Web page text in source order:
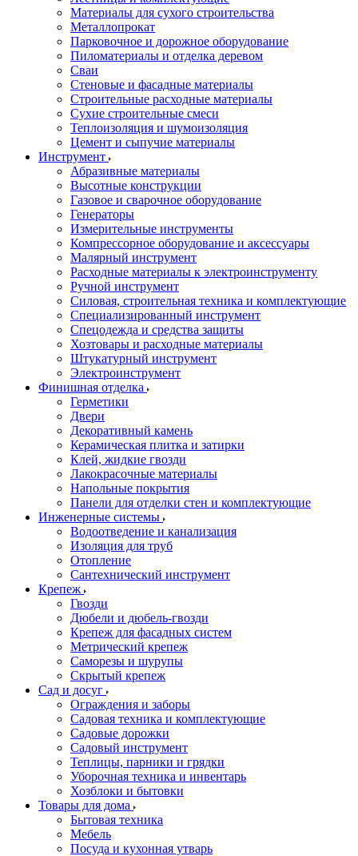
Материалы для сухого строительства
Металлопрокат
Парковочное и дорожное оборудование
Пиломатериалы и отделка деревом
Сваи
Стеновые и фасадные материалы
Строительные расходные материалы
Сухие строительные смеси
Теплоизоляция и шумоизоляция
Цемент и сыпучие материалы
Инструмент
Абразивные материалы
Высотные конструкции
Газовое и сварочное оборудование
Генераторы
Измерительные инструменты
Компрессорное оборудование и аксессуары
Малярный инструмент
Расходные материалы к электроинструменту
Ручной инструмент
Силовая, строительная техника и комплектующие
Специализированный инструмент
Спецодежда и средства защиты
Хозтовары и расходные материалы
Штукатурный инструмент
Электроинструмент
Финишная отделка
Герметики
Двери
Декоративный камень
Керамическая плитка и затирки
Клей, жидкие гвозди
Лакокрасочные материалы
Напольные покрытия
Панели для отделки стен и комплектующие
Инженерные системы
Водоотведение и канализация
Изоляция для труб
Отопление
Сантехнический инструмент
Крепеж
Гвозди
Дюбели и дюбель-гвозди
Крепеж для фасадных систем
Метрический крепеж
Саморезы и шурупы
Скрытый крепеж
Сад и досуг
Ограждения и заборы
Садовая техника и комплектующие
Садовые дорожки
Садовый инструмент
Теплицы, парники и грядки
Уборочная техника и инвентарь
Хозблоки и бытовки
Товары для дома
Бытовая техника
Мебель
Посуда и кухонная утварь